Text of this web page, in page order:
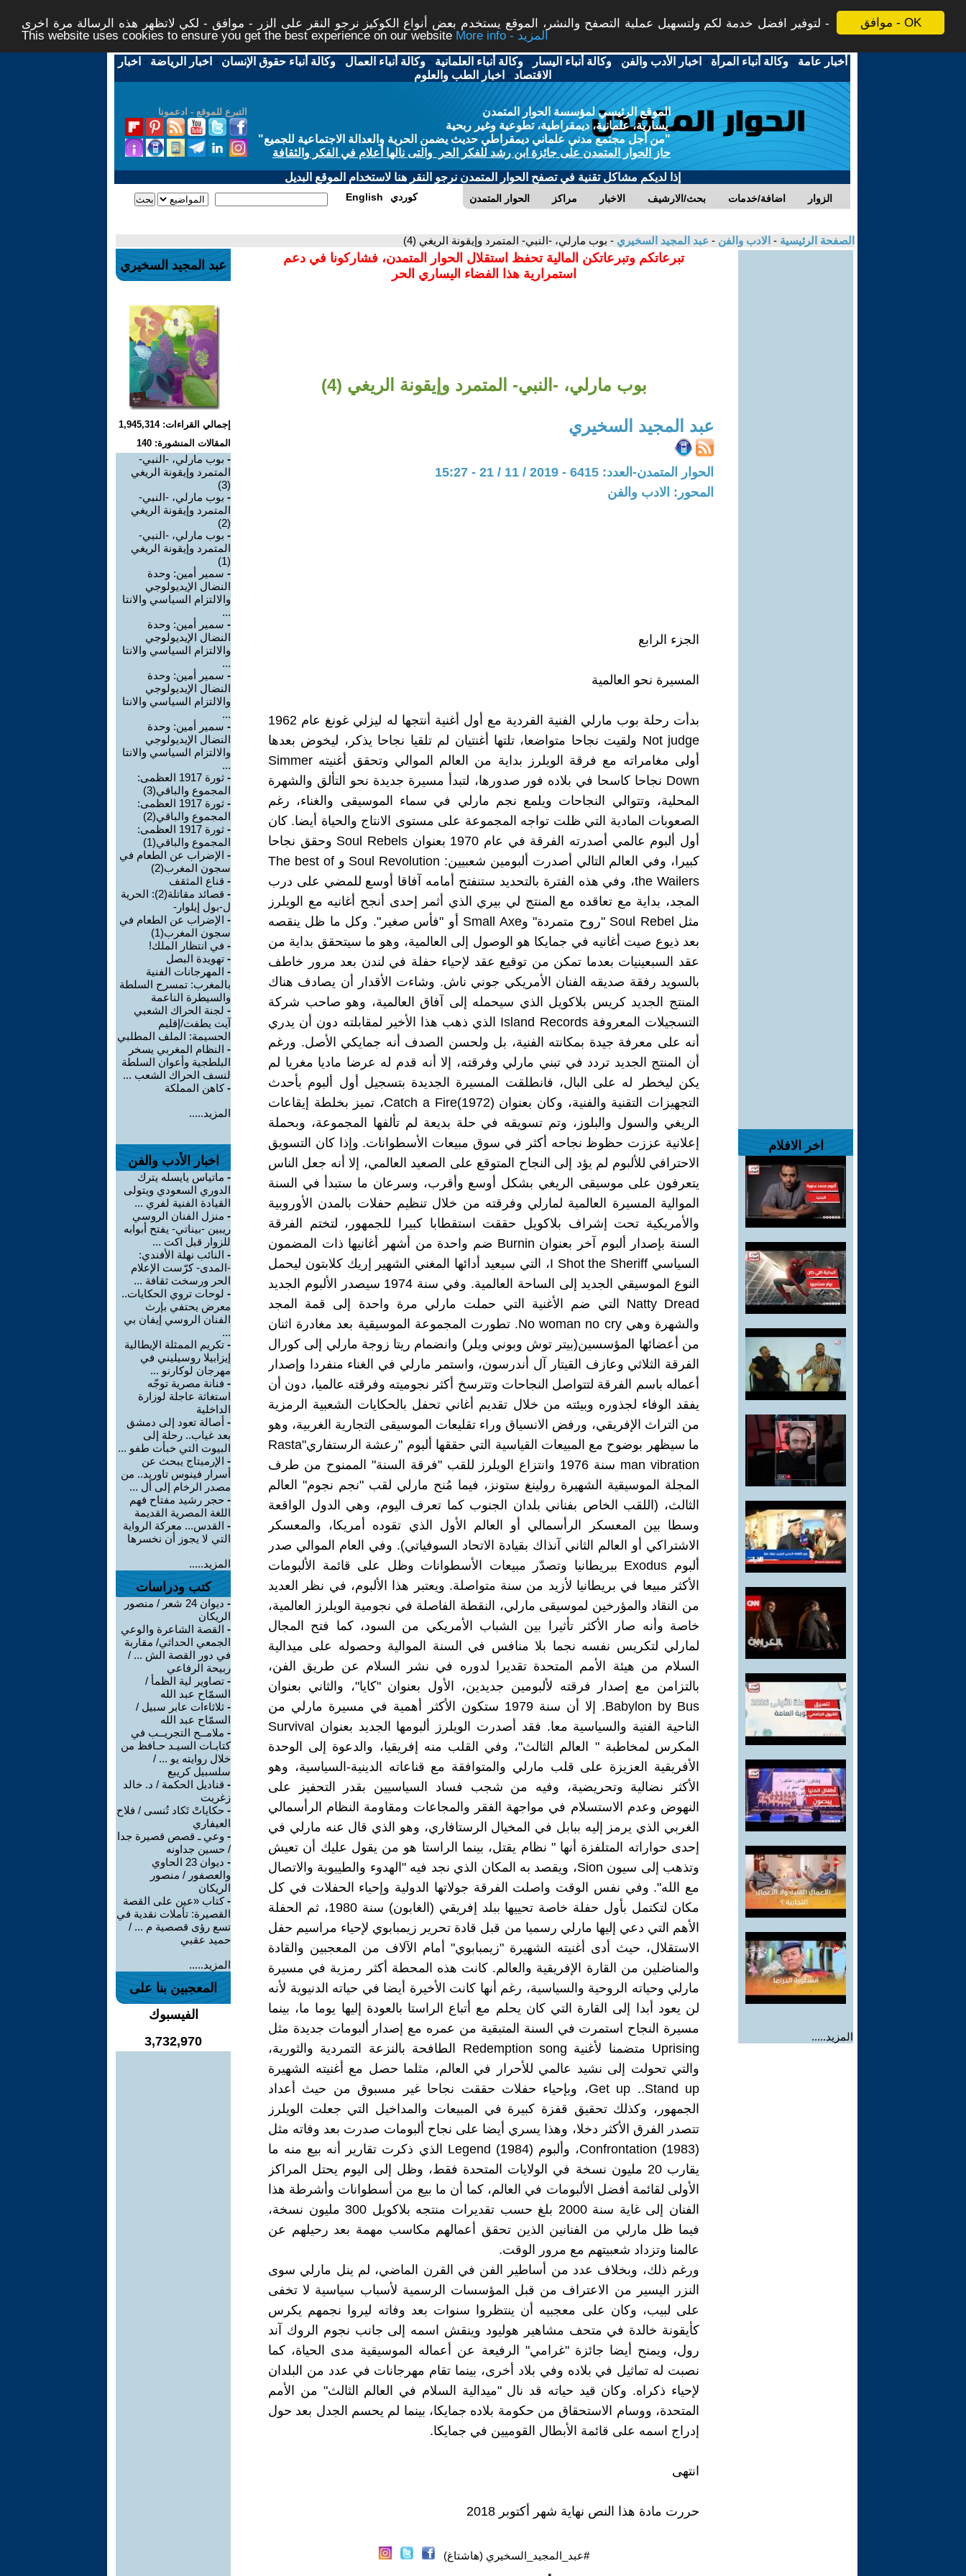
موافق - OK
لتوفير افضل خدمة لكم ولتسهيل عملية التصفح والنشر، الموقع يستخدم بعض أنواع الكوكيز نرجو النقر على الزر - موافق - لكي لاتظهر هذه الرسالة مرة اخرى -
This website uses cookies to ensure you get the best experience on our website
More info - المزيد
أخبار عامة -وكالة أنباء المرأة - اخبار الأدب والفن -وكالة أنباء اليسار -وكالة أنباء العلمانية -وكالة أنباء العمال -وكالة أنباء حقوق الإنسان - اخبار الرياضة - اخبار
الاقتصاد - اخبار الطب والعلوم
التبرع للموقع - ادعمونا
الموقع الرئيسي لمؤسسة الحوار المتمدن
يسارية، علمانية، ديمقراطية، تطوعية وغير ربحية
"من أجل مجتمع مدني علماني ديمقراطي حديث يضمن الحرية والعدالة الاجتماعية للجميع"
حاز الحوار المتمدن على جائزة ابن رشد للفكر الحر والتى نالها أعلام في الفكر والثقافة
إذا لديكم مشاكل تقنية في تصفح الحوار المتمدن نرجو النقر هنا لاستخدام الموقع البديل
الحوار المتمدن مراكز الاخبار بحث/الارشيف اضافة/خدمات الزوار English كوردي
الصفحة الرئيسية - الادب والفن - عبد المجيد السخيري - بوب مارلي، -النبي- المتمرد وإيقونة الريغي (4)
اخر الافلام
المزيد.....
تبرعاتكم وتبرعاتكن المالية تحفظ استقلال الحوار المتمدن، فشاركونا في دعم
استمرارية هذا الفضاء اليساري الحر
بوب مارلي، -النبي- المتمرد وإيقونة الريغي (4)
عبد المجيد السخيري
الحوار المتمدن-العدد: 6415 - 2019 / 11 / 21 - 15:27
المحور: الادب والفن
الجزء الرابع
المسيرة نحو العالمية
بدأت رحلة بوب مارلي الفنية الفردية مع أول أغنية أنتجها له ليزلي غونغ عام 1962
Not judge ولقيت نجاحا متواضعا، تلتها أغنتيان لم تلقيا نجاحا يذكر، ليخوض بعدها
أولى مغامراته مع فرقة الويلرز بداية من العالم الموالي وتحقق أغنيته Simmer
Down نجاحا كاسحا في بلاده فور صدورها، لتبدأ مسيرة جديدة نحو التألق والشهرة
المحلية، وتتوالي النجاحات ويلمع نجم مارلي في سماء الموسيقى والغناء، رغم
الصعوبات المادية التي ظلت تواجه المجموعة على مستوى الانتاج والحياة أيضا. كان
أول ألبوم عالمي أصدرته الفرقة في عام 1970 بعنوان Soul Rebels وحقق نجاحا
كبيرا، وفي العالم التالي أصدرت ألبومين شعبيين: Soul Revolution و The best of
the Wailers، وفي هذه الفترة بالتحديد ستنفتح أمامه آفاقا أوسع للمضي على درب
المجد، بداية مع تعاقده مع المنتج لي بيري الذي أثمر إحدى أنجح أغانيه مع الويلرز
مثل Soul Rebel "روح متمردة" وSmall Axe أو "فأس صغير". وكل ما ظل ينقصه
بعد ذيوع صيت أغانيه في جمايكا هو الوصول إلى العالمية، وهو ما سيتحقق بداية من
عقد السبعينيات بعدما تمكن من توقيع عقد لإحياء حفلة في لندن بعد مرور خاطف
بالسويد رفقة صديقه الفنان الأمريكي جوني ناش. وشاءت الأقدار أن يصادف هناك
المنتج الجديد كريس بلاكويل الذي سيحمله إلى آفاق العالمية، وهو صاحب شركة
التسجيلات المعروفة Island Records الذي ذهب هذا الأخير لمقابلته دون أن يدري
أنه على معرفة جيدة بمكانته الفنية، بل ولحسن الصدف أنه جمايكي الأصل. ورغم
أن المنتج الجديد تردد في تبني مارلي وفرقته، إلا أنه قدم له عرضا ماديا مغريا لم
يكن ليخطر له على البال، فانطلقت المسيرة الجديدة بتسجيل أول ألبوم بأحدث
التجهيزات التقنية والفنية، وكان بعنوان Catch a Fire(1972)، تميز بخلطة إيقاعات
الريغي والسول والبلوز، وتم تسويقه في حلة بديعة لم تألفها المجموعة، وبحملة
إعلانية عززت حظوظ نجاحه أكثر في سوق مبيعات الأسطوانات. وإذا كان التسويق
الاحترافي للألبوم لم يؤد إلى النجاح المتوقع على الصعيد العالمي، إلا أنه جعل الناس
يتعرفون على موسيقى الريغي بشكل أوسع وأقرب، وسرعان ما ستبدأ في السنة
الموالية المسيرة العالمية لمارلي وفرقته من خلال تنظيم حفلات بالمدن الأوروبية
والأمريكية تحت إشراف بلاكويل حققت استقطابا كبيرا للجمهور، لتختم الفرقة
السنة بإصدار ألبوم آخر بعنوان Burnin ضم واحدة من أشهر أغانيها ذات المضمون
السياسي I Shot the Sheriff، التي سيعيد أدائها المغني الشهير إريك كلابتون ليحمل
النوع الموسيقي الجديد إلى الساحة العالمية. وفي سنة 1974 سيصدر الألبوم الجديد
Natty Dread التي ضم الأغنية التي حملت مارلي مرة واحدة إلى قمة المجد
والشهرة وهي No woman no cry. تطورت المجموعة الموسيقية بعد مغادرة اثنان
من أعضائها المؤسسين(بيتر توش وبوني ويلر) وانضمام ريتا زوجة مارلي إلى كورال
الفرقة الثلاثي وعازف القيتار آل أندرسون، واستمر مارلي في الغناء منفردا وإصدار
أعماله باسم الفرقة لتتواصل النجاحات وتترسخ أكثر نجوميته وفرقته عالميا، دون أن
يفقد الوفاء لجذوره وبيئته من خلال تقديم أغاني تحفل بالحكايات الشعبية الرمزية
من التراث الإفريقي، ورفض الانسياق وراء تقليعات الموسيقى التجارية الغربية، وهو
ما سيظهر بوضوح مع المبيعات القياسية التي حققها ألبوم "رعشة الرستفاري"Rasta
man vibration سنة 1976 وانتزاع الويلرز للقب "فرقة السنة" الممنوح من طرف
المجلة الموسيقية الشهيرة رولينغ ستونز، فيما مُنح مارلي لقب "نجم نجوم" العالم
الثالث، (اللقب الخاص بفناني بلدان الجنوب كما تعرف اليوم، وهي الدول الواقعة
وسطا بين المعسكر الرأسمالي أو العالم الأول الذي تقوده أمريكا، والمعسكر
الاشتراكي أو العالم الثاني آنذاك بقيادة الاتحاد السوفياتي). وفي العام الموالي صدر
ألبوم Exodus ببريطانيا وتصدّر مبيعات الأسطوانات وظل على قائمة الألبومات
الأكثر مبيعا في بريطانيا لأزيد من سنة متواصلة. ويعتبر هذا الألبوم، في نظر العديد
من النقاد والمؤرخين لموسيقى مارلي، النقطة الفاصلة في نجومية الويلرز العالمية،
خاصة وأنه صار الأكثر تأثيرا بين الشباب الأمريكي من السود، كما فتح المجال
لمارلي لتكريس نفسه نجما بلا منافس في السنة الموالية وحصوله على ميدالية
السلام من هيئة الأمم المتحدة تقديرا لدوره في نشر السلام عن طريق الفن،
بالتزامن مع إصدار فرقته لألبومين جديدين، الأول بعنوان "كايا"، والثاني بعنوان
Babylon by Bus. إلا أن سنة 1979 ستكون الأكثر أهمية في مسيرة مارلي من
الناحية الفنية والسياسية معا. فقد أصدرت الويلرز ألبومها الجديد بعنوان Survival
المكرس لمخاطبة " العالم الثالث"، وفي القلب منه إفريقيا، والدعوة إلى الوحدة
الأفريقية العزيزة على قلب مارلي والمتوافقة مع قناعاته الدينية-السياسية، وهو
الأكثر نضالية وتحريضية، وفيه من شجب فساد السياسيين بقدر التحفيز على
النهوض وعدم الاستسلام في مواجهة الفقر والمجاعات ومقاومة النظام الرأسمالي
الغربي الذي يرمز إليه ببابل في المخيال الرستافاري، وهو الذي قال عنه مارلي في
إحدى حواراته المتلفزة أنها " نظام يقتل، بينما الراستا هو من يقول عليك أن تعيش
وتذهب إلى سيون Sion، ويقصد به المكان الذي نجد فيه "الهدوء والطيبوبة والاتصال
مع الله". وفي نفس الوقت واصلت الفرقة جولاتها الدولية وإحياء الحفلات في كل
مكان لتكتمل بأول حفلة خاصة تحييها ببلد إفريقي (الغابون) سنة 1980، ثم الحفلة
الأهم التي دعي إليها مارلي رسميا من قبل قادة تحرير زيمبابوي لإحياء مراسيم حفل
الاستقلال، حيث أدى أغنيته الشهيرة "زيمبابوي" أمام الآلاف من المعجبين والقادة
والمناضلين من القارة الإفريقية والعالم. كانت هذه المحطة أكثر رمزية في مسيرة
مارلي وحياته الروحية والسياسية، رغم أنها كانت الأخيرة أيضا في حياته الدنيوية لأنه
لن يعود أبدا إلى القارة التي كان يحلم مع أتباع الراستا بالعودة إليها يوما ما، بينما
مسيرة النجاح استمرت في السنة المتبقية من عمره مع إصدار ألبومات جديدة مثل
Uprising متضمنا لأغنية Redemption song الطافحة بالنزعة التمردية والثورية،
والتي تحولت إلى نشيد عالمي للأحرار في العالم، مثلما حصل مع أغنيته الشهيرة
Get up ..Stand up، وبإحياء حفلات حققت نجاحا غير مسبوق من حيث أعداد
الجمهور، وكذلك تحقيق قفزة كبيرة في المبيعات والمداخيل التي جعلت الويلرز
تتصدر الفرق الأكثر دخلا، وهذا يسري أيضا على نجاح ألبومات صدرت بعد وفاته مثل
Confrontation (1983)، وألبوم Legend (1984) الذي ذكرت تقارير أنه بيع منه ما
يقارب 20 مليون نسخة في الولايات المتحدة فقط، وظل إلى اليوم يحتل المراكز
الأولى لقائمة أفضل الألبومات في العالم، كما أن ما بيع من أسطوانات وأشرطة هذا
الفنان إلى غاية سنة 2000 بلغ حسب تقديرات منتجه بلاكويل 300 مليون نسخة،
فيما ظل مارلي من الفنانين الذين تحقق أعمالهم مكاسب مهمة بعد رحيلهم عن
عالمنا وتزداد شعبيتهم مع مرور الوقت.
ورغم ذلك، وبخلاف عدد من أساطير الفن في القرن الماضي، لم ينل مارلي سوى
النزر اليسير من الاعتراف من قبل المؤسسات الرسمية لأسباب سياسية لا تخفى
على لبيب، وكان على معجبيه أن ينتظروا سنوات بعد وفاته ليروا نجمهم يكرس
كأيقونة خالدة في متحف مشاهير هوليود وينقش اسمه إلى جانب نجوم الروك آند
رول، ويمنح أيضا جائزة "غرامي" الرفيعة عن أعماله الموسيقية مدى الحياة، كما
نصبت له تماثيل في بلاده وفي بلاد أخرى، بينما تقام مهرجانات في عدد من البلدان
لإحياء ذكراه. وكان قيد حياته قد نال "ميدالية السلام في العالم الثالث" من الأمم
المتحدة، ووسام الاستحقاق من حكومة بلاده جمايكا، بينما لم يحسم الجدل بعد حول
إدراج اسمه على قائمة الأبطال القوميين في جمايكا.
انتهى
حررت مادة هذا النص نهاية شهر أكتوبر 2018
#عبد_المجيد_السخيري (هاشتاغ)
عبد المجيد السخيري
إجمالي القراءات: 1,945,314
المقالات المنشورة: 140
- بوب مارلي، -النبي-
المتمرد وإيقونة الريغي
(3)
- بوب مارلي، -النبي-
المتمرد وإيقونة الريغي
(2)
- بوب مارلي، -النبي-
المتمرد وإيقونة الريغي
(1)
- سمير أمين: وحدة
النضال الإيديولوجي
والالتزام السياسي والانتا
...
- سمير أمين: وحدة
النضال الإيديولوجي
والالتزام السياسي والانتا
...
- سمير أمين: وحدة
النضال الإيديولوجي
والالتزام السياسي والانتا
...
- سمير أمين: وحدة
النضال الإيديولوجي
والالتزام السياسي والانتا
...
-
ثورة 1917 العظمى:
المجموع والباقي(3)
-
ثورة 1917 العظمى:
المجموع والباقي(2)
-
ثورة 1917 العظمى:
المجموع والباقي(1)
- الإضراب عن الطعام في
سجون المغرب(2)
- قناع المثقف
-
قصائد مقاتلة(2): الحرية
ل-بول إيلوار-
- الإضراب عن الطعام في
سجون المغرب(1)
- في انتظار الملك!
- تهويدة البصل
- المهرجانات الفنية
بالمغرب: تمسرح السلطة
والسيطرة الناعمة
- لجنة الحراك الشعبي
آيت يطفت/إقليم
الحسيمة: الملف المطلبي
- النظام المغربي يسخر
البلطجية وأعوان السلطة
لنسف الحراك الشعب ...
-كاهن المملكة
المزيد.....
اخبار الأدب والفن
- ماتياس يايسله يترك
الدوري السعودي ويتولى
القيادة الفنية لفري ...
- منزل الفنان الروسي
ريبين -بيناتي- يفتح أبوابه
للزوار قبل اكت ...
- النائب نهلة الأفندي:
-المدى- كرّست الإعلام
الحر ورسخت ثقافة ...
- لوحات تروي الحكايات..
معرض يحتفي بإرث
الفنان الروسي إيفان بي
...
- تكريم الممثلة الإيطالية
إيزابيلا روسيليني في
مهرجان لوكارنو ...
- فنانة مصرية توجّه
استغاثة عاجلة لوزارة
الداخلية
- أصالة تعود إلى دمشق
بعد غياب.. رحلة إلى
البيوت التي خبأت طفو ...
- الإرميتاج يبحث عن
أسرار فينوس تاوريد.. من
مصدر الرخام إلى أل ...
- حجر رشيد مفتاح فهم
اللغة المصرية القديمة
- القدس... معركة الرواية
التي لا يجوز أن نخسرها
المزيد.....
كتب ودراسات
-
ديوان 24 شعر / منصور
الريكان
- القصة الشاعرة والوعي
الجمعي الحداثي/ مقاربة
في دور القصة الش ... /
ربيحة الرفاعي
- تصاوير لية الظمأ /
السمّاح عبد الله
- ثلاثاءات عابر سبيل /
السمّاح عبد الله
- ملامــح التجريــب في
كتابـات السيـد حـافظ من
خلال روايته يو ... /
سلسبيل كريبع
- قناديل الحكمة / د. خالد
زغريت
- حكاياتْ تَكاد تُنسى / فلاح
العيفاري
- وعي ـ قصص قصيرة جدا
/ حسين جداونه
-
ديوان 23 الحاوي
والعصفور / منصور
الريكان
-كتاب «عين على القصة
القصيرة: تأملات نقدية في
تسع رؤى قصصية م ... /
حميد عقبي
المزيد.....
المعجبين بنا على
الفيسبوك
3,732,970